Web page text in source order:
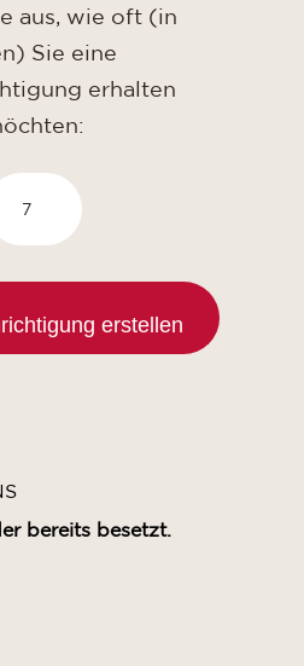
aus, wie oft (in
Sie eine
erhalten
erstellen
bereits besetzt.